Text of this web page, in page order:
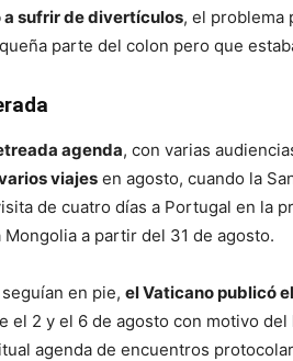
a sufrir de divertículos, el problema
parte del colon pero que
agenda, con varias
viajes en agosto, cuando la
de cuatro días a Portugal en la
a partir del 31 de agosto.
en pie, el Vaticano publicó
el 2 y el 6 de agosto con motivo del
agenda de encuentros